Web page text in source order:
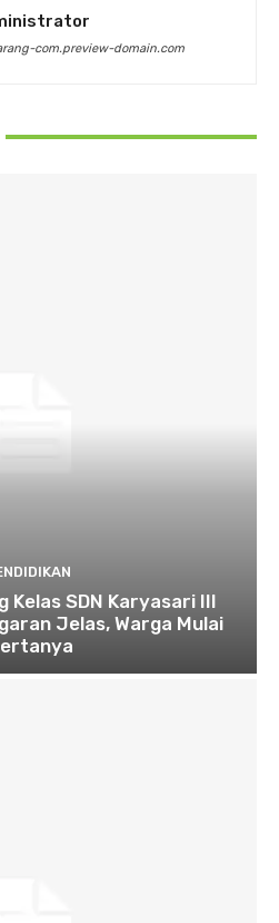
com.preview-domain.com
Kelas SDN Karyasari III
Jelas, Warga Mulai